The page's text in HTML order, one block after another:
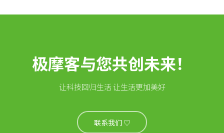
极摩客与您共创未来！
让科技回归生活 让生活更加美好
联系我们 ♡